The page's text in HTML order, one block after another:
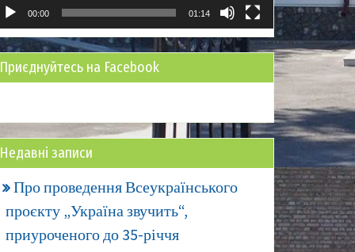
00:00 01:14
Приєднуйтесь на Facebook
Недавні записи
Про проведення Всеукраїнського
проєкту „Україна звучить“,
приуроченого до 35-річчя